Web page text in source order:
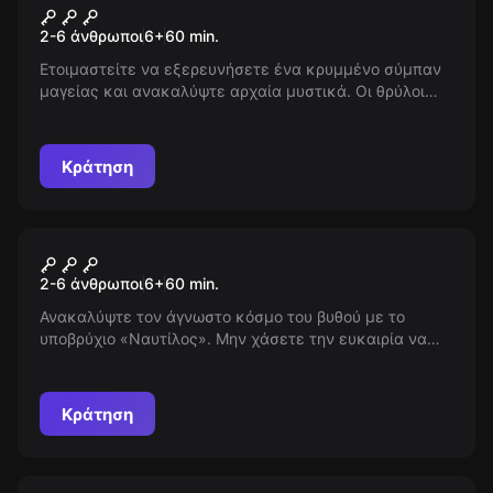
Νέος
Ο Θρύλος του Κάστρου
2-6 άνθρωποι6+60 min.
Ετοιμαστείτε να εξερευνήσετε ένα κρυμμένο σύμπαν
μαγείας και ανακαλύψτε αρχαία μυστικά. Οι θρύλοι
Τολμήστε να μπείτε στον κόσμο όπου η φαντασία δεν
έχει όρια!
Κράτηση
Νέος
Υποβρύχιο του Καπετάνιου Νέμο
2-6 άνθρωποι6+60 min.
Ανακαλύψτε τον άγνωστο κόσμο του βυθού με το
υποβρύχιο «Ναυτίλος». Μην χάσετε την ευκαιρία να
πλάσματα και τους μαγευτικούς σχηματισμούς των
βαθέων υδάτων!
Κράτηση